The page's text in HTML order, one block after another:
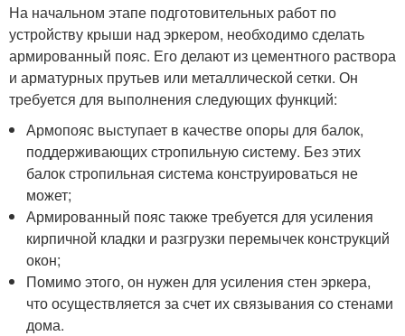
На начальном этапе подготовительных работ по
устройству крыши над эркером, необходимо сделать
армированный пояс. Его делают из цементного раствора
и арматурных прутьев или металлической сетки. Он
требуется для выполнения следующих функций:
Армопояс выступает в качестве опоры для балок,
поддерживающих стропильную систему. Без этих
балок стропильная система конструироваться не
может;
Армированный пояс также требуется для усиления
кирпичной кладки и разгрузки перемычек конструкций
окон;
Помимо этого, он нужен для усиления стен эркера,
что осуществляется за счет их связывания со стенами
дома.